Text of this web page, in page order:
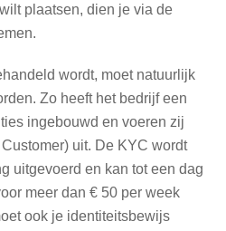
plaatsen, dien je via de
wordt, moet natuurlijk
Zo heeft het bedrijf een
ingebouwd en voeren zij
uit. De KYC wordt
uitgevoerd en kan tot een dag
meer dan € 50 per week
ook je identiteitsbewijs